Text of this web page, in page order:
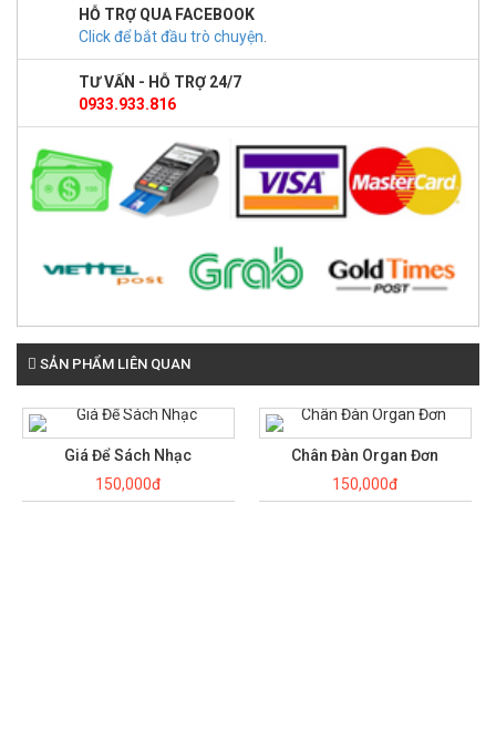
HỖ TRỢ QUA FACEBOOK
Click để bắt đầu trò chuyện.
TƯ VẤN - HỖ TRỢ 24/7
0933.933.816
SẢN PHẨM LIÊN QUAN
Giá Để Sách Nhạc
150,000đ
Chân Đàn Organ Đơn
150,000đ